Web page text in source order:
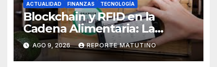
ACTUALIDAD FINANZAS TECNOLOGÍA
Blockchain y RFID en la
Cadena Alimentaria: La
Trazabilidad Total que Exige
el Consumidor Actual por
Santiago Uzcátegui Pinto
AGO 9, 2026 REPORTE MATUTINO